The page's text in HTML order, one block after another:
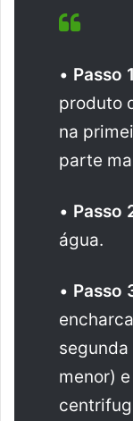
• Passo
produto
na
parte
• Passo
água.
• Passo
menor)